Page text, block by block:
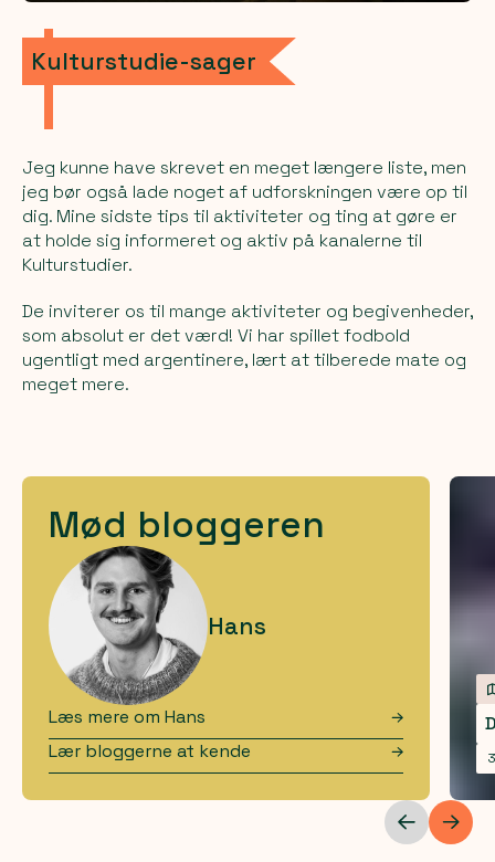
Kulturstudie-sager
Jeg kunne have skrevet en meget længere liste, men
jeg bør også lade noget af udforskningen være op til
dig. Mine sidste tips til aktiviteter og ting at gøre er
at holde sig informeret og aktiv på kanalerne til
Kulturstudier.
De inviterer os til mange aktiviteter og begivenheder,
som absolut er det værd! Vi har spillet fodbold
ugentligt med argentinere, lært at tilberede mate og
meget mere.
Mød bloggeren
Hans
Læs mere om Hans
Lær bloggerne at kende